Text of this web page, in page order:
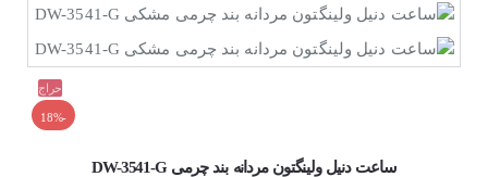
حراج
-18%
ساعت دنیل ولینگتون مردانه بند چرمی DW-3541-G